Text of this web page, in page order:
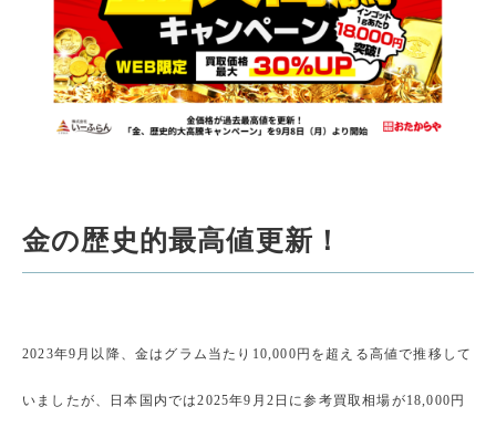
金の歴史的最高値更新！
2023年9月以降、金はグラム当たり10,000円を超える高値で推移して
いましたが、日本国内では2025年9月2日に参考買取相場が18,000円